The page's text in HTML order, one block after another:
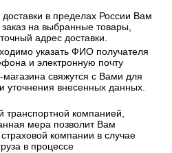
в пределах России Вам
на выбранные товары,
адрес доставки.
указать ФИО получателя
и электронную почту
свяжутся с Вами для
уточнения внесенных данных.
транспортной компанией,
мера позволит Вам
компании в случае
в процессе